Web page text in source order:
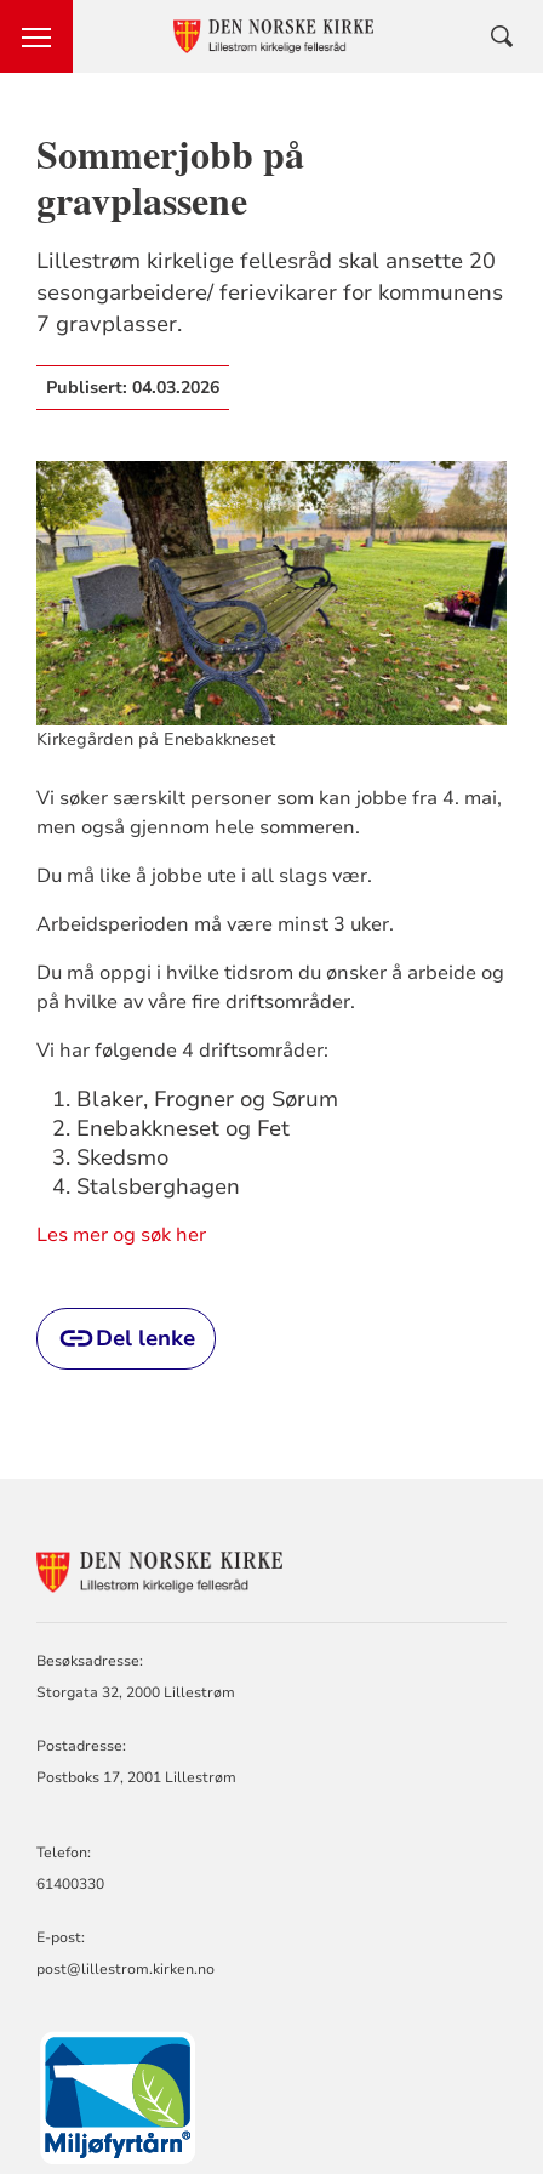
Sommerjobb på
gravplassene
Lillestrøm kirkelige fellesråd skal ansette 20
sesongarbeidere/ ferievikarer for kommunens
7 gravplasser.
Publisert: 04.03.2026
Kirkegården på Enebakkneset
Vi søker særskilt personer som kan jobbe fra 4. mai,
men også gjennom hele sommeren.
Du må like å jobbe ute i all slags vær.
Arbeidsperioden må være minst 3 uker.
Du må oppgi i hvilke tidsrom du ønsker å arbeide og
på hvilke av våre fire driftsområder.
Vi har følgende 4 driftsområder:
Blaker, Frogner og Sørum
Enebakkneset og Fet
Skedsmo
Stalsberghagen
Les mer og søk her
Del lenke
Besøksadresse:
Storgata 32, 2000 Lillestrøm
Postadresse:
Postboks 17, 2001 Lillestrøm
Telefon:
61400330
E-post:
post@lillestrom.kirken.no